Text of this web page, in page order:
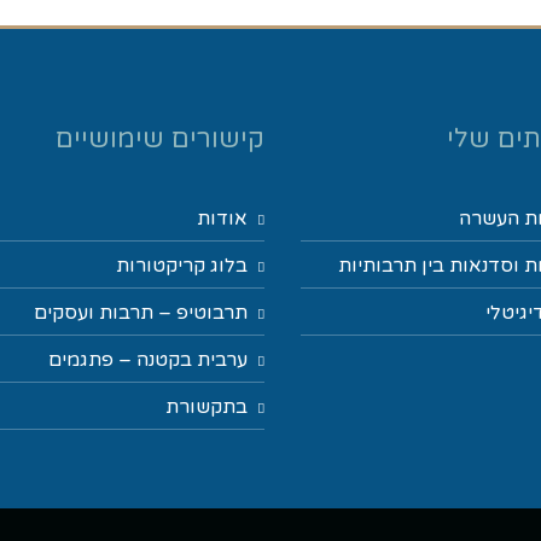
שלי
העשרה
וסדנאות בין תרבותיות
קישורים שימושיים
אודות
בלוג קריקטורות
תרבוטיפ – תרבות ועסקים
ערבית בקטנה – פתגמים
בתקשורת